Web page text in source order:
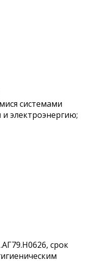
системами
электроэнергию;
срок